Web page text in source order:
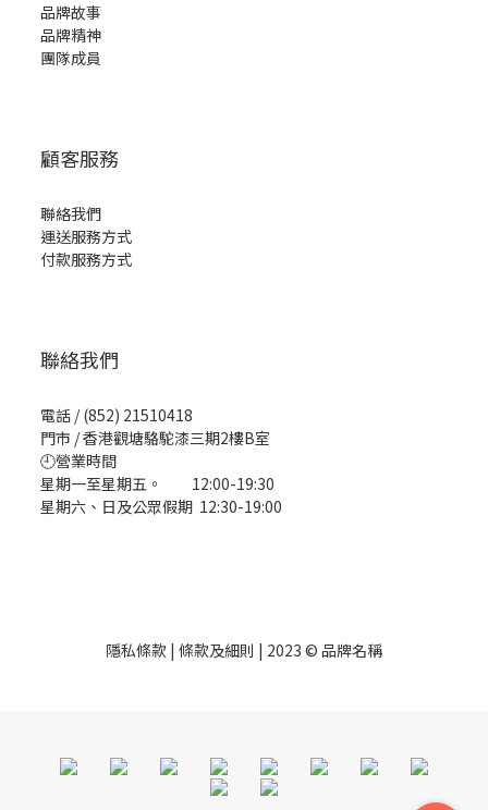
品牌故事
品牌精神
團隊成員
顧客服務
聯絡我們
運送服務方式
付款服務方式
聯絡我們
電話 / (852) 21510418
門市 / 香港觀塘駱駝漆三期2樓B室
🕘營業時間
星期一至星期五。 12:00-19:30
星期六、日及公眾假期 12:30-19:00
隱私條款 | 條款及細則 | 2023 © 品牌名稱